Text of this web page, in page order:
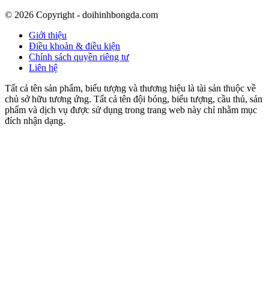
© 2026 Copyright - doihinhbongda.com
Giới thiệu
Điều khoản & điều kiện
Chính sách quyền riêng tư
Liên hệ
Tất cả tên sản phẩm, biểu tượng và thương hiệu là tài sản thuộc về
chủ sở hữu tương ứng. Tất cả tên đội bóng, biểu tượng, cầu thủ, sản
phẩm và dịch vụ được sử dụng trong trang web này chỉ nhằm mục
đích nhận dạng.